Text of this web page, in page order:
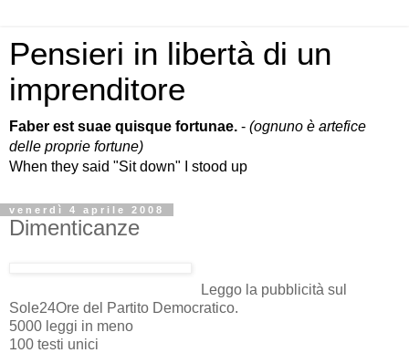
Pensieri in libertà di un
imprenditore
Faber est suae quisque fortunae. - (ognuno è artefice
delle proprie fortune)
When they said "Sit down" I stood up
venerdì 4 aprile 2008
Dimenticanze
Leggo la pubblicità sul
Sole24Ore del Partito Democratico.
5000 leggi in meno
100 testi unici